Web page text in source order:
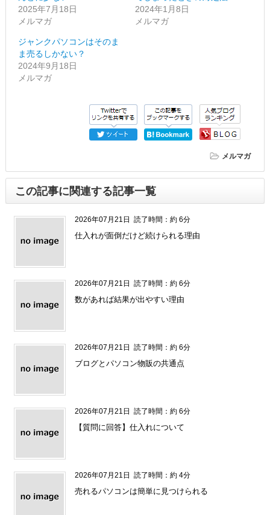
2025年7月18日
メルマガ
2024年1月8日
メルマガ
ジャンクパソコンはそのま
ま売るしかない？
2024年9月18日
メルマガ
メルマガ
この記事に関連する記事一覧
2026年07月21日 読了時間：約 6分
仕入れが面倒だけど続けられる理由
2026年07月21日 読了時間：約 6分
数があれば結果が出やすい理由
2026年07月21日 読了時間：約 6分
ブログとパソコン物販の共通点
2026年07月21日 読了時間：約 6分
【質問に回答】仕入れについて
2026年07月21日 読了時間：約 4分
売れるパソコンは簡単に見つけられる